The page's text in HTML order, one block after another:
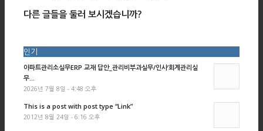
다른 글들을 둘러 보시겠습니까?
인기
아파트관리소실무ERP 교재 답안_관리비부과실무/인사’회계관리실
무...
2026년 7월 8일 - 4:48 오후
This is a post with post type “Link”
2012년 8월 24일 - 6:16 오후